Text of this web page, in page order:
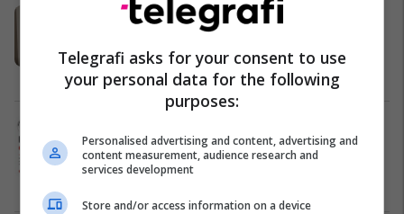
Banesë 98.96m² në shitje në
Lakrishtë – banim modern pranë
qendrës #16060
Pro Real Estate
e kujdesit në një rrjet të përbashkët
në Zvicër
Telegrafi asks for your consent to use
your personal data for the following
purposes:
Personalised advertising and content, advertising and
content measurement, audience research and
services development
Store and/or access information on a device